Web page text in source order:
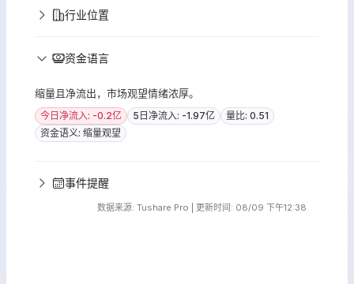
行业位置
资金语言
缩量且净流出，市场观望情绪浓厚。
今日净流入: -0.2亿 5日净流入: -1.97亿
量比: 0.51
资金语义: 缩量观望
事件提醒
数据来源: Tushare Pro | 更新时间: 08/09 下午12:38